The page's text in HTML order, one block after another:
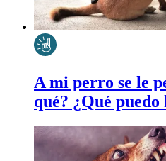
A mi perro se le
qué? ¿Qué puedo